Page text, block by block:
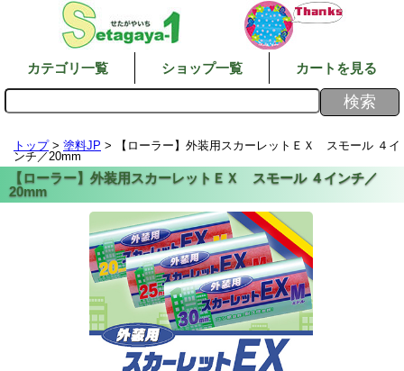
カテゴリ一覧 ショップ一覧 カートを見る
トップ> 塗料JP > 【ローラー】外装用スカーレットＥＸ スモール ４イ
ンチ／20mm